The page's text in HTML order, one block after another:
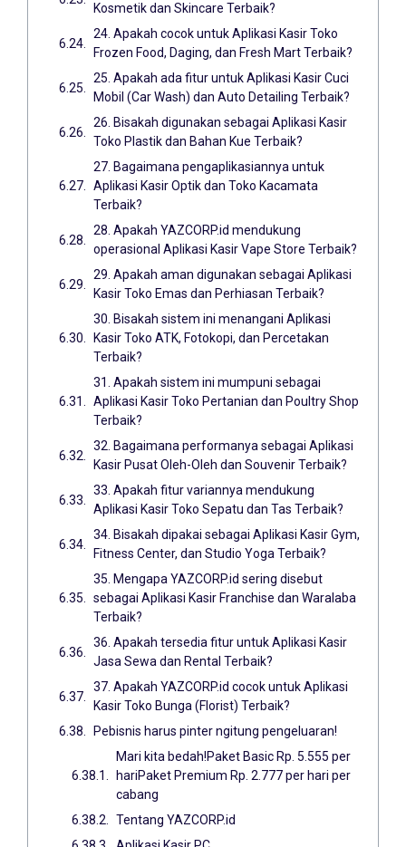
Kosmetik dan Skincare Terbaik?
24. Apakah cocok untuk Aplikasi Kasir Toko
Frozen Food, Daging, dan Fresh Mart Terbaik?
25. Apakah ada fitur untuk Aplikasi Kasir Cuci
Mobil (Car Wash) dan Auto Detailing Terbaik?
26. Bisakah digunakan sebagai Aplikasi Kasir
Toko Plastik dan Bahan Kue Terbaik?
27. Bagaimana pengaplikasiannya untuk
Aplikasi Kasir Optik dan Toko Kacamata
Terbaik?
28. Apakah YAZCORP.id mendukung
operasional Aplikasi Kasir Vape Store Terbaik?
29. Apakah aman digunakan sebagai Aplikasi
Kasir Toko Emas dan Perhiasan Terbaik?
30. Bisakah sistem ini menangani Aplikasi
Kasir Toko ATK, Fotokopi, dan Percetakan
Terbaik?
31. Apakah sistem ini mumpuni sebagai
Aplikasi Kasir Toko Pertanian dan Poultry Shop
Terbaik?
32. Bagaimana performanya sebagai Aplikasi
Kasir Pusat Oleh-Oleh dan Souvenir Terbaik?
33. Apakah fitur variannya mendukung
Aplikasi Kasir Toko Sepatu dan Tas Terbaik?
34. Bisakah dipakai sebagai Aplikasi Kasir Gym,
Fitness Center, dan Studio Yoga Terbaik?
35. Mengapa YAZCORP.id sering disebut
sebagai Aplikasi Kasir Franchise dan Waralaba
Terbaik?
36. Apakah tersedia fitur untuk Aplikasi Kasir
Jasa Sewa dan Rental Terbaik?
37. Apakah YAZCORP.id cocok untuk Aplikasi
Kasir Toko Bunga (Florist) Terbaik?
Pebisnis harus pinter ngitung pengeluaran!
Mari kita bedah!Paket Basic Rp. 5.555 per
hariPaket Premium Rp. 2.777 per hari per
cabang
Tentang YAZCORP.id